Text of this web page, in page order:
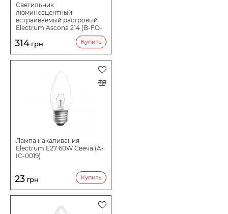
Светильник
люминесцентный
встраиваемый растровый
Electrum Ascona 214 (B-FO-
314 грн Купить
Лампа накаливания
Electrum E27 60W Свеча (A-
IC-0019)
23 грн Купить